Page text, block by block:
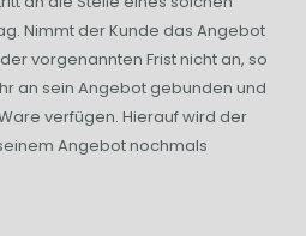
Nimmt der Kunde das Angebot
vorgenannten Frist nicht an, so
an sein Angebot gebunden und
verfügen. Hierauf wird der
Angebot nochmals